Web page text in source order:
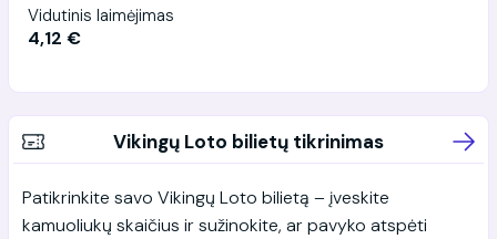
Vidutinis laimėjimas
4,12 €
Vikingų Loto bilietų tikrinimas
Patikrinkite savo Vikingų Loto bilietą – įveskite
kamuoliukų skaičius ir sužinokite, ar pavyko atspėti